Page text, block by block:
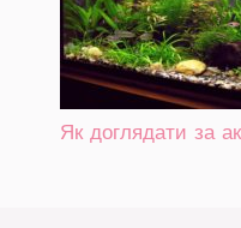
Як доглядати за